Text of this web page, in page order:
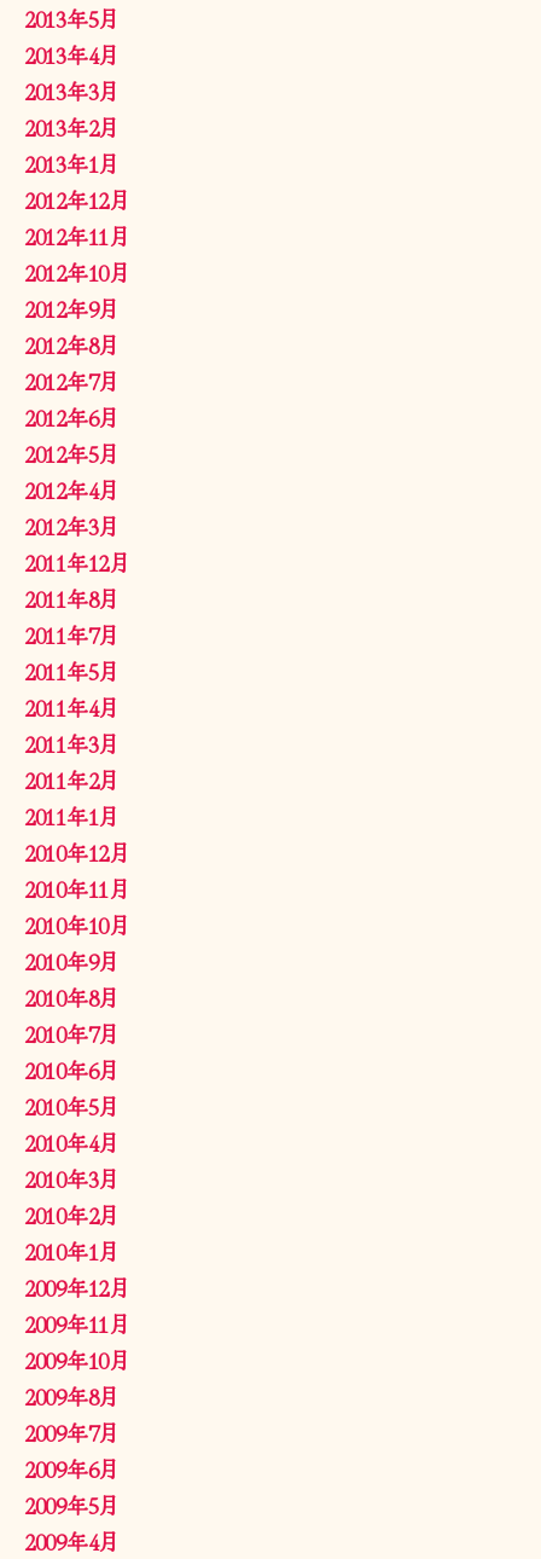
2013年5月
2013年4月
2013年3月
2013年2月
2013年1月
2012年12月
2012年11月
2012年10月
2012年9月
2012年8月
2012年7月
2012年6月
2012年5月
2012年4月
2012年3月
2011年12月
2011年8月
2011年7月
2011年5月
2011年4月
2011年3月
2011年2月
2011年1月
2010年12月
2010年11月
2010年10月
2010年9月
2010年8月
2010年7月
2010年6月
2010年5月
2010年4月
2010年3月
2010年2月
2010年1月
2009年12月
2009年11月
2009年10月
2009年8月
2009年7月
2009年6月
2009年5月
2009年4月